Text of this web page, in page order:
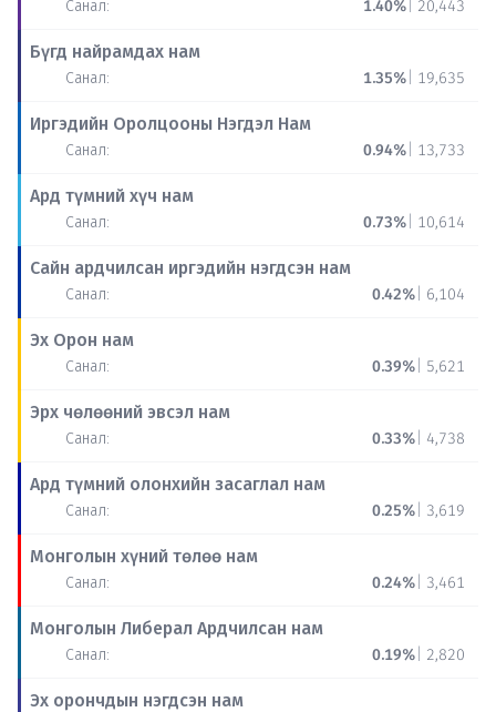
Санал: 1.40% 20,443
Бүгд найрамдах нам
Санал: 1.35% 19,635
Иргэдийн Оролцооны Нэгдэл Нам
Санал: 0.94% 13,733
Ард түмний хүч нам
Санал: 0.73% 10,614
Сайн ардчилсан иргэдийн нэгдсэн нам
Санал: 0.42% 6,104
Эх Орон нам
Санал: 0.39% 5,621
Эрх чөлөөний эвсэл нам
Санал: 0.33% 4,738
Ард түмний олонхийн засаглал нам
Санал: 0.25% 3,619
Монголын хүний төлөө нам
Санал: 0.24% 3,461
Монголын Либерал Ардчилсан нам
Санал: 0.19% 2,820
Эх орончдын нэгдсэн нам